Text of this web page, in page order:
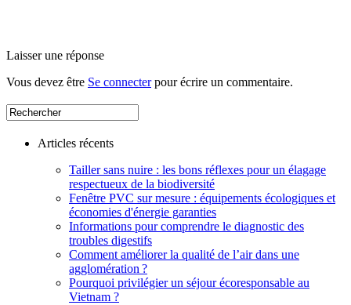
Laisser une réponse
Vous devez être Se connecterpour écrire un commentaire.
Articles récents
Tailler sans nuire : les bons réflexes pour un élagage
respectueux de la biodiversité
Fenêtre PVC sur mesure : équipements écologiques et
économies d'énergie garanties
Informations pour comprendre le diagnostic des
troubles digestifs
Comment améliorer la qualité de l’air dans une
agglomération ?
Pourquoi privilégier un séjour écoresponsable au
Vietnam ?